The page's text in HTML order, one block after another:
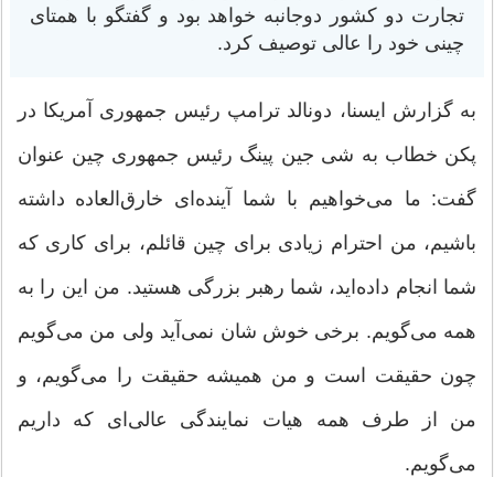
تجارت دو کشور دوجانبه خواهد بود و گفتگو با همتای
چینی خود را عالی توصیف کرد.
به گزارش ایسنا، دونالد ترامپ رئیس جمهوری آمریکا در
پکن خطاب به شی جین پینگ رئیس جمهوری چین عنوان
گفت: ما می‌خواهیم با شما آینده‌ای خارق‌العاده داشته
باشیم، من احترام زیادی برای چین قائلم، برای کاری که
شما انجام داده‌اید، شما رهبر بزرگی هستید. من این را به
همه می‌گویم. برخی خوش شان نمی‌آید ولی من می‌گویم
چون حقیقت است و من همیشه حقیقت را می‌گویم، و
من از طرف همه هیات نمایندگی عالی‌ای که داریم
می‌گویم.